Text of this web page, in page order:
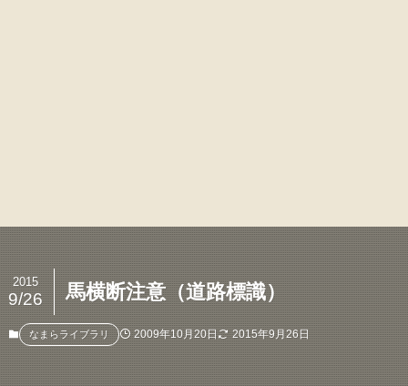
馬横断注意（道路標識）
2015
9/26
なまらライブラリ 2009年10月20日 2015年9月26日